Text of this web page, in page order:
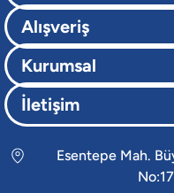
Alışveriş
Kurumsal
İletişim
Esentepe Mah.